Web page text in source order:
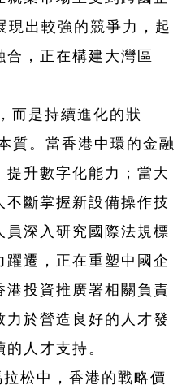
出較強的競爭力，起
，正在構建大灣區
而是持續進化的狀
質。當香港中環的金融
升數字化能力；當大
斷掌握新設備操作技
深入研究國際法規標
遷，正在重塑中國企
投資推廣署相關負責
力於營造良好的人才發
人才支持。
松中，香港的戰略價